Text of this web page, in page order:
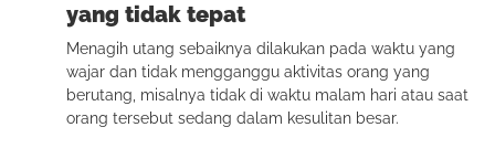
yang tidak tepat
Menagih utang sebaiknya dilakukan pada waktu yang
wajar dan tidak mengganggu aktivitas orang yang
berutang, misalnya tidak di waktu malam hari atau saat
orang tersebut sedang dalam kesulitan besar.